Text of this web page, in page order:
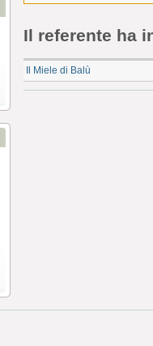
Il referente ha
Il Miele di Balù